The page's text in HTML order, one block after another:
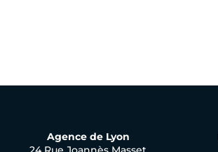
Agence de Lyon